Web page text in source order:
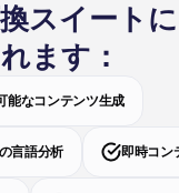
スイート
ます：
能なコンテンツ生成
言語分析 即時コン